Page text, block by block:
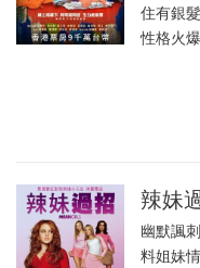
住有銀
性格火
辣妹
幽默諷
料姐妹